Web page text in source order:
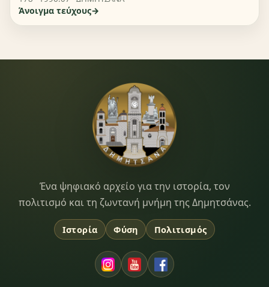
Άνοιγμα τεύχους
Dimitsana.gr
Ένα ψηφιακό αρχείο για την ιστορία, τον
πολιτισμό και τη ζωντανή μνήμη της Δημητσάνας.
Ιστορία Φύση Πολιτισμός